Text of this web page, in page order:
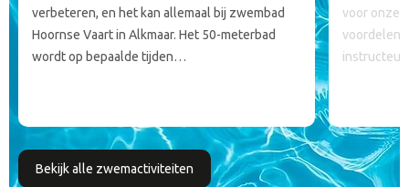
verbeteren, en het kan allemaal bij zwembad
Hoornse Vaart in Alkmaar. Het 50-meterbad
wordt op bepaalde tijden…
voor onze
voordelen
Bekijk alle zwemactiviteiten